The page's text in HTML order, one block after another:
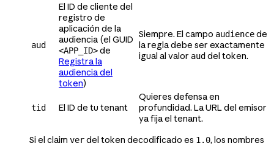
aud
El ID de cliente del
registro de
aplicación de la
audiencia (el GUID
<APP_ID>de
Registra la
audiencia del
token)
Siempre. El campo audiencede
la regla debe ser exactamente
igual al valor aud del token.
tid El ID de tu tenant
Quieres defensa en
profundidad. La URL del emisor
ya fija el tenant.
Si el claim verdel token decodificado es 1.0, los nombres